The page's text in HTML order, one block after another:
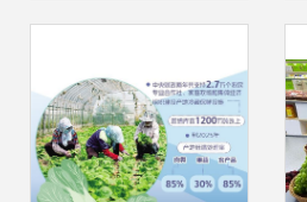
格率公布，强化源
头管控保障‘舌尖安